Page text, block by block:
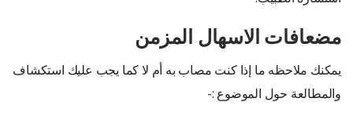
مضعافات الاسهال المزمن
يمكنك ملاحظه ما إذا كنت مصاب به أم لا كما يجب عليك استكشاف
والمطالعة حول الموضوع :-